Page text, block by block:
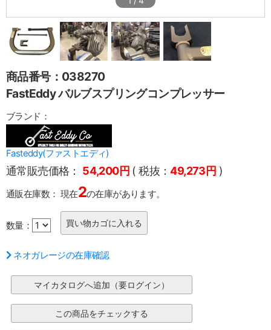
商品番号：038270
FastEddy バルブスプリングコンプレッサー
ブランド：
Fasteddy(ファストエディ)
通常販売価格： 54,200円 ( 税抜：49,273円 )
通販在庫数： 現在2の在庫があります。
数量：
ネオガレージの在庫確認